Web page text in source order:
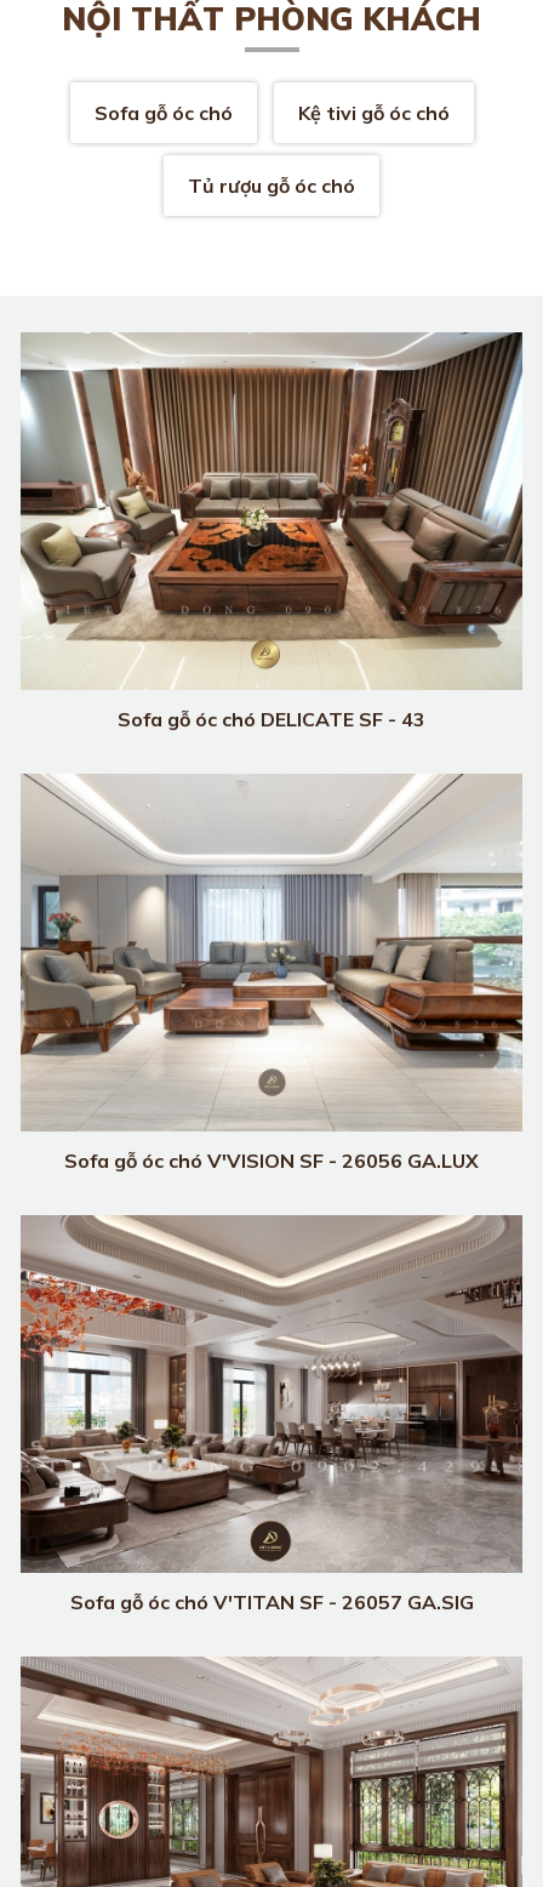
NỘI THẤT PHÒNG KHÁCH
Sofa gỗ óc chó Kệ tivi gỗ óc chó
Tủ rượu gỗ óc chó
Sofa gỗ óc chó DELICATE SF - 43
Sofa gỗ óc chó V'VISION SF - 26056 GA.LUX
Sofa gỗ óc chó V'TITAN SF - 26057 GA.SIG